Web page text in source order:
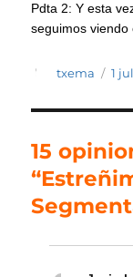
Pdta 2: Y esta
seguimos viendo
Autor
txema 1
15